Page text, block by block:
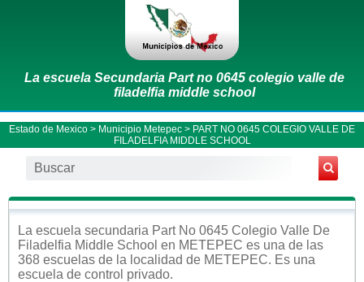
La escuela Secundaria Part no 0645 colegio valle de
filadelfia middle school
Estado de Mexico > Municipio Metepec > PART NO 0645 COLEGIO VALLE DE
FILADELFIA MIDDLE SCHOOL
La escuela secundaria Part No 0645 Colegio Valle De
Filadelfia Middle School en METEPEC es una de las
368 escuelas de la localidad de METEPEC. Es una
escuela de control privado.